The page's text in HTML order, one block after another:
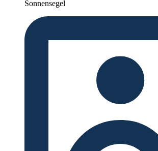
Sonnensegel